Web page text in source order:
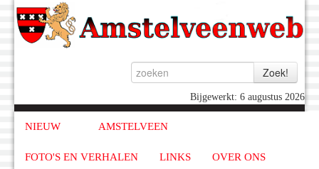
Bijgewerkt: 6 augustus 2026
NIEUW AMSTELVEEN
FOTO'S EN VERHALEN LINKS OVER ONS